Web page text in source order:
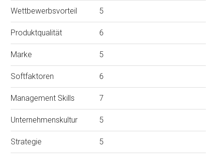
Wettbewerbsvorteil 5
Produktqualität 6
Marke 5
Softfaktoren 6
Management Skills 7
Unternehmenskultur 5
Strategie 5